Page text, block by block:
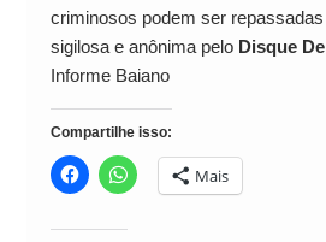
criminosos podem ser
sigilosa e anônima pelo Disque
Informe Baiano
Compartilhe isso:
Mais